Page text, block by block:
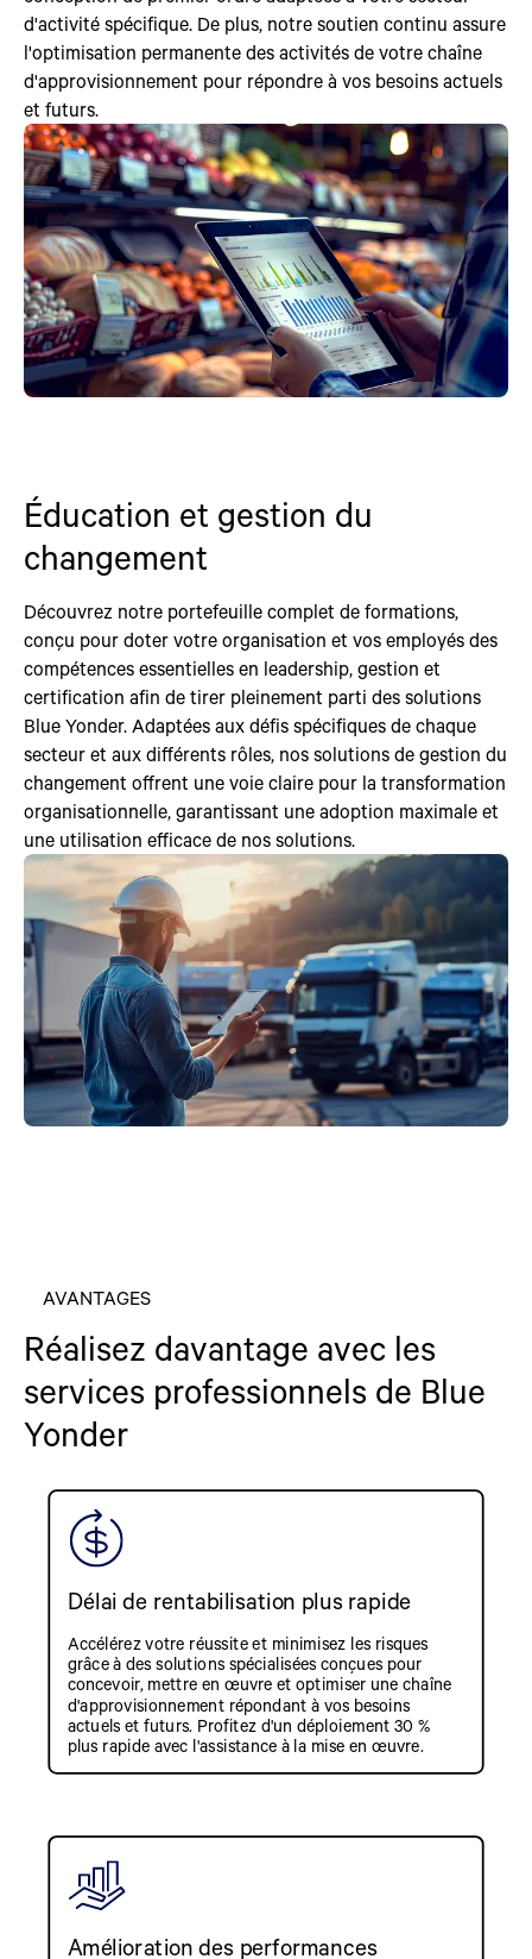
d'activité spécifique. De plus, notre soutien continu assure
l'optimisation permanente des activités de votre chaîne
d'approvisionnement pour répondre à vos besoins actuels
et futurs.
Éducation et gestion du
changement
Découvrez notre portefeuille complet de formations,
conçu pour doter votre organisation et vos employés des
compétences essentielles en leadership, gestion et
certification afin de tirer pleinement parti des solutions
Blue Yonder. Adaptées aux défis spécifiques de chaque
secteur et aux différents rôles, nos solutions de gestion du
changement offrent une voie claire pour la transformation
organisationnelle, garantissant une adoption maximale et
une utilisation efficace de nos solutions.
AVANTAGES
Réalisez davantage avec les
services professionnels de Blue
Yonder
Délai de rentabilisation plus rapide
Accélérez votre réussite et minimisez les risques
grâce à des solutions spécialisées conçues pour
concevoir, mettre en œuvre et optimiser une chaîne
d'approvisionnement répondant à vos besoins
actuels et futurs. Profitez d'un déploiement 30 %
plus rapide avec l'assistance à la mise en œuvre.
Amélioration des performances